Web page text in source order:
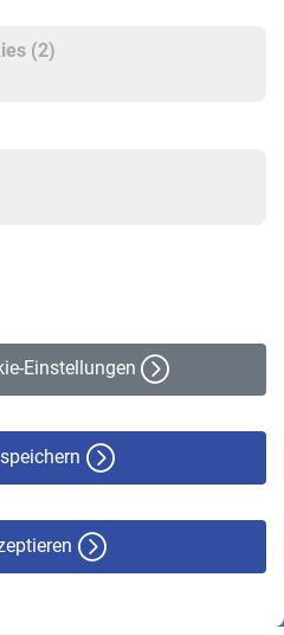
(2)
Einstellungen